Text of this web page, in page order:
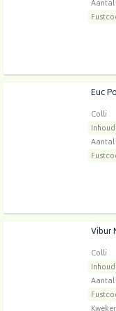
Aantal
Euc
Colli
Inhoud
Aantal
Euc Pop. Berries
U moet
om in te loggen.
Vibur
Colli
Inhoud
Aantal
Kweker
U moet
om in te loggen.